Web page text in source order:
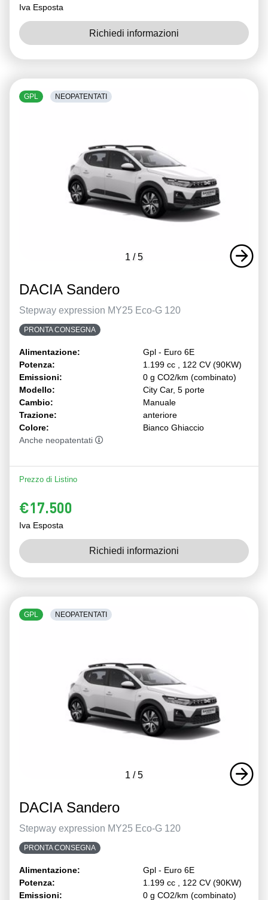
Iva Esposta
Richiedi informazioni
1 /5
GPL NEOPATENTATI
DACIA Sandero
Stepway expression MY25 Eco-G 120
PRONTA CONSEGNA
Alimentazione:
Gpl - Euro 6E
Potenza:
1.199 cc , 122 CV (90KW)
Emissioni:
0 g CO2/km (combinato)
Modello:
City Car, 5 porte
Cambio:
Manuale
Trazione:
anteriore
Colore:
Bianco Ghiaccio
Anche neopatentati
Prezzo di Listino
€17.500
Iva Esposta
Richiedi informazioni
1 /5
GPL NEOPATENTATI
DACIA Sandero
Stepway expression MY25 Eco-G 120
PRONTA CONSEGNA
Alimentazione:
Gpl - Euro 6E
Potenza:
1.199 cc , 122 CV (90KW)
Emissioni:
0 g CO2/km (combinato)